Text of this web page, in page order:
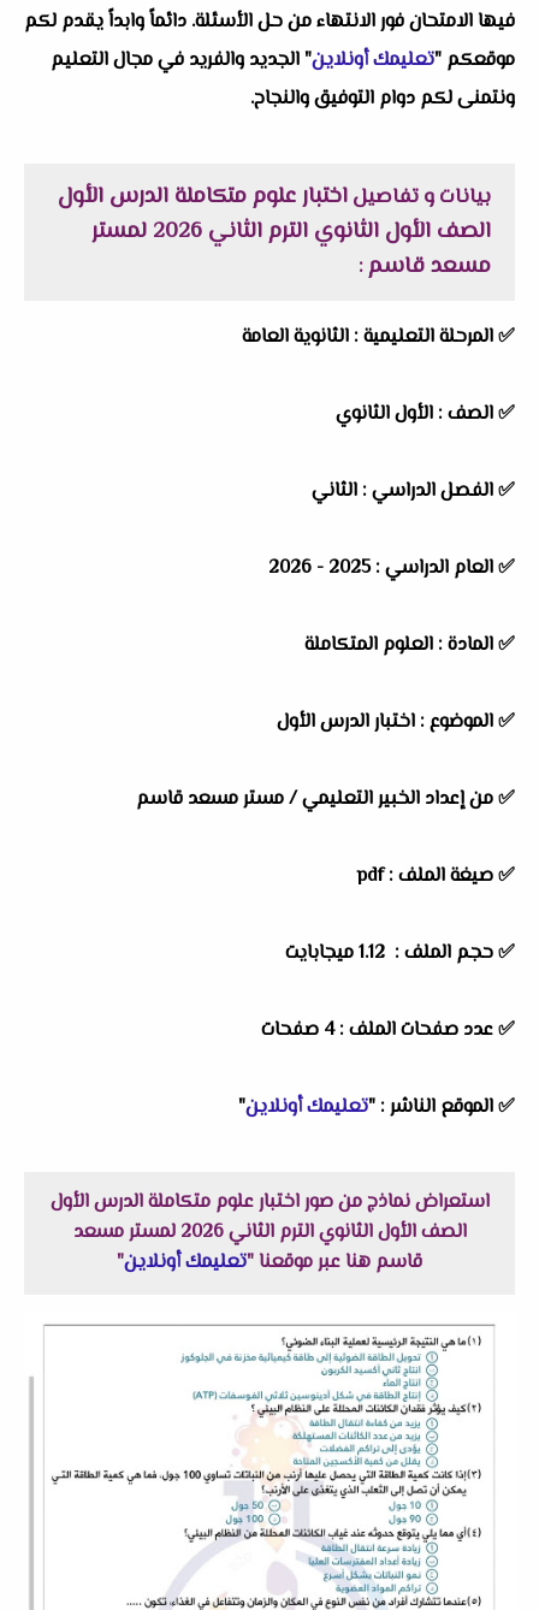
فيها الامتحان فور الانتهاء من حل الأسئلة. دائماً وابداً يقدم لكم
موقعكم "تعليمك أونلاين" الجديد والفريد في مجال التعليم
ونتمنى لكم دوام التوفيق والنجاح.
بيانات و تفاصيلاختبار علوم متكاملة الدرس الأول
الصف الأول الثانوي الترم الثاني 2026 لمستر
مسعد قاسم:
✅المرحلة التعليمية : الثانوية العامة
✅الصف : الأول الثانوي
✅الفصل الدراسي : الثاني
✅العام الدراسي :2025 - 2026
✅المادة : العلوم المتكاملة
✅الموضوع : اختبار الدرس الأول
✅من إعداد الخبير التعليمي / مستر مسعد قاسم
✅ صيغة الملف : pdf
✅ حجم الملف : 1.12 ميجابايت
✅ عدد صفحات الملف : 4 صفحات
✅الموقع الناشر : "تعليمك أونلاين"
استعراض نماذج من صور اختبار علوم متكاملة الدرس الأول
الصف الأول الثانوي الترم الثاني 2026 لمستر مسعد
قاسم هنا عبر موقعنا "تعليمك أونلاين"